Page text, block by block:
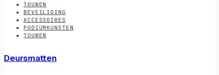
TOUWEN
BEVEILIGING
ACCESSOIRES
PODIUMKUNSTEN
TOUWEN
Deursmatten